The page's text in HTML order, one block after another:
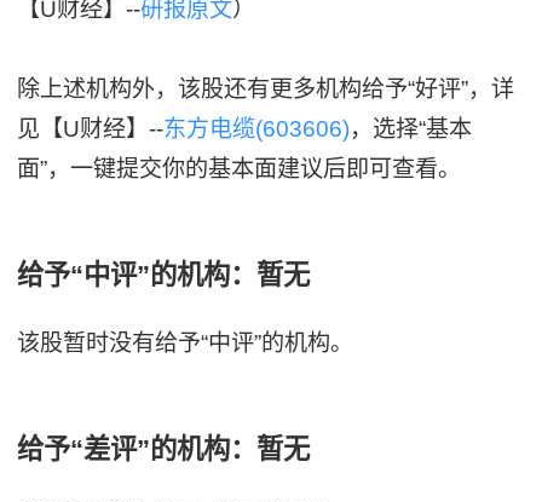
【U财经】--研报原文）
除上述机构外，该股还有更多机构给予“好评”，详
见【U财经】--东方电缆(603606)，选择“基本
面”，一键提交你的基本面建议后即可查看。
给予“中评”的机构：暂无
该股暂时没有给予“中评”的机构。
给予“差评”的机构：暂无